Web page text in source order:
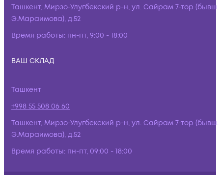
Ташкент, Мирзо-Улугбекский р-н, ул. Сайрам 7-тор (бывш.
Э.Мараимова), д.52
Время работы: пн-пт, 9:00 - 18:00
ВАШ СКЛАД
Ташкент
+998 55 508 06 60
Ташкент, Мирзо-Улугбекский р-н, ул. Сайрам 7-тор (бывш.
Э.Мараимова), д.52
Время работы: пн-пт, 09:00 - 18:00